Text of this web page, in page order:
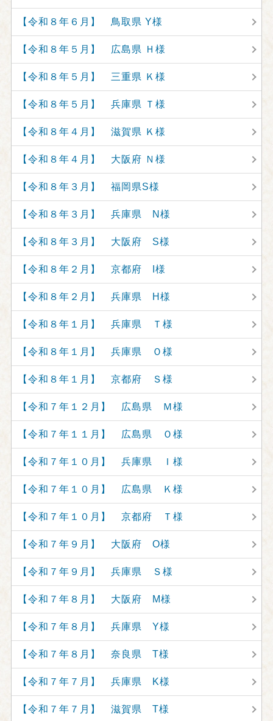
【令和８年６月】 鳥取県 Y様
【令和８年５月】 広島県 Ｈ様
【令和８年５月】 三重県 Ｋ様
【令和８年５月】 兵庫県 Ｔ様
【令和８年４月】 滋賀県 Ｋ様
【令和８年４月】 大阪府 Ｎ様
【令和８年３月】 福岡県S様
【令和８年３月】 兵庫県 N様
【令和８年３月】 大阪府 S様
【令和８年２月】 京都府 I様
【令和８年２月】 兵庫県 H様
【令和８年１月】 兵庫県 Ｔ様
【令和８年１月】 兵庫県 Ｏ様
【令和８年１月】 京都府 Ｓ様
【令和７年１２月】 広島県 Ｍ様
【令和７年１１月】 広島県 Ｏ様
【令和７年１０月】 兵庫県 Ｉ様
【令和７年１０月】 広島県 Ｋ様
【令和７年１０月】 京都府 Ｔ様
【令和７年９月】 大阪府 O様
【令和７年９月】 兵庫県 Ｓ様
【令和７年８月】 大阪府 M様
【令和７年８月】 兵庫県 Y様
【令和７年８月】 奈良県 T様
【令和７年７月】 兵庫県 K様
【令和７年７月】 滋賀県 T様